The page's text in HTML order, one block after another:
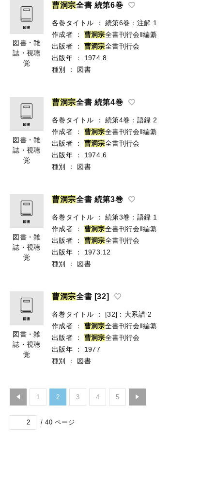
図書・雑
誌・視聴
覚
曹洞宗全書 続第6巻
各巻タイトル ：
続第6巻：注解 1
作成者
： 曹洞宗全書刊行会‖編纂
出版者
： 曹洞宗全書刊行会
出版年
：
1974.8
種別
： 図書
図書・雑
誌・視聴
覚
曹洞宗全書 続第4巻
各巻タイトル ：
続第4巻：語録 2
作成者
： 曹洞宗全書刊行会‖編纂
出版者
： 曹洞宗全書刊行会
出版年
：
1974.6
種別
： 図書
図書・雑
誌・視聴
覚
曹洞宗全書 続第3巻
各巻タイトル ：
続第3巻：語録 1
作成者
： 曹洞宗全書刊行会‖編纂
出版者
： 曹洞宗全書刊行会
出版年
：
1973.12
種別
： 図書
図書・雑
誌・視聴
覚
曹洞宗全書 [32]
各巻タイトル ：
[32]：大系譜 2
作成者
： 曹洞宗全書刊行会‖編纂
出版者
： 曹洞宗全書刊行会
出版年
：
1977
種別
： 図書
1 2 3 4 5
/ 40 ページ